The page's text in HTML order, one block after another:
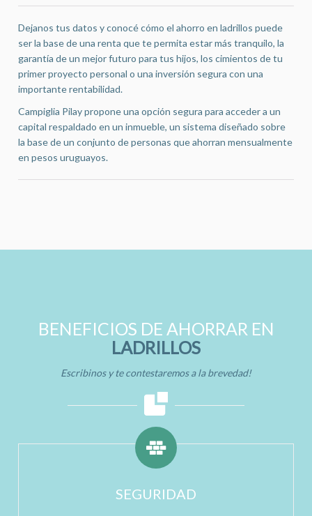
Dejanos tus datos y conocé cómo el ahorro en ladrillos puede
ser la base de una renta que te permita estar más tranquilo, la
garantía de un mejor futuro para tus hijos, los cimientos de tu
primer proyecto personal o una inversión segura con una
importante rentabilidad.
Campiglia Pilay propone una opción segura para acceder a un
capital respaldado en un inmueble, un sistema diseñado sobre
la base de un conjunto de personas que ahorran mensualmente
en pesos uruguayos.
BENEFICIOS DE AHORRAR EN
LADRILLOS
Escribinos y te contestaremos a la brevedad!
SEGURIDAD